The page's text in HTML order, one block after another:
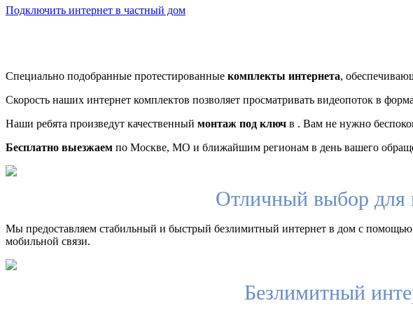
Подключить интернет в частный дом
Специально подобранные протестированные комплекты интернета,
Скорость наших интернет комплектов позволяет просматривать видеопоток в
Наши ребята произведут качественный монтаж под ключ в . Вам не нужно
Бесплатно выезжаем по Москве, МО и ближайшим регионам в день вашего
Отличный выбор для
Мы предоставляем стабильный и быстрый безлимитный интернет в дом с
мобильной связи.
Безлимитный